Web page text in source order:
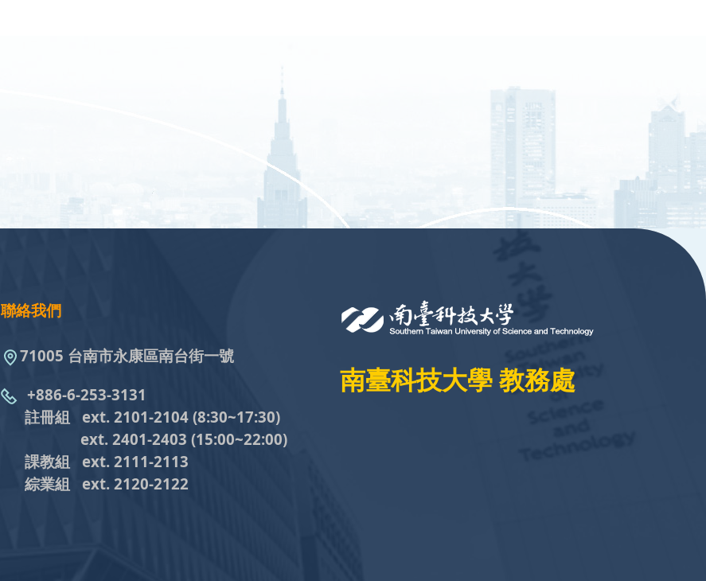
南臺科技大學 教務處
聯絡我們
71005 台南市永康區南台街一號
+886-6-253-3131
註冊組 ext. 2101-2104 (8:30~17:30)
ext. 2401-2403 (15:00~22:00)
課教組 ext. 2111-2113
綜業組
ext. 2120-2122